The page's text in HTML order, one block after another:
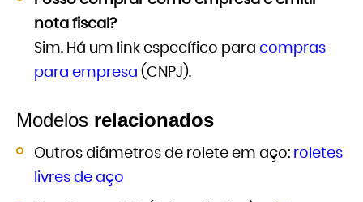
nota fiscal?
Sim. Há um link específico para compras
para empresa (CNPJ).
Modelos relacionados
Outros diâmetros de rolete em aço: roletes
livres de aço